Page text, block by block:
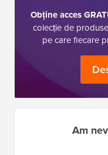
Obține acces
colecție de
pe care fiecare
Am